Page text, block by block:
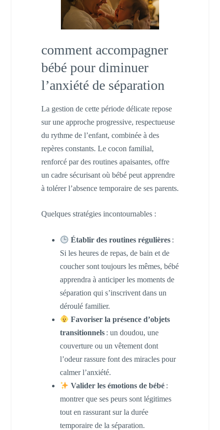
comment accompagner
bébé pour diminuer
l’anxiété de séparation
La gestion de cette période délicate repose
sur une approche progressive, respectueuse
du rythme de l’enfant, combinée à des
repères constants. Le cocon familial,
renforcé par des routines apaisantes, offre
un cadre sécurisant où bébé peut apprendre
à tolérer l’absence temporaire de ses parents.
Quelques stratégies incontournables :
Établir des routines régulières :
Si les heures de repas, de bain et de
coucher sont toujours les mêmes, bébé
apprendra à anticiper les moments de
séparation qui s’inscrivent dans un
déroulé familier.
Favoriser la présence d’objets
transitionnels: un doudou, une
couverture ou un vêtement dont
l’odeur rassure font des miracles pour
calmer l’anxiété.
Valider les émotions de bébé :
montrer que ses peurs sont légitimes
tout en rassurant sur la durée
temporaire de la séparation.